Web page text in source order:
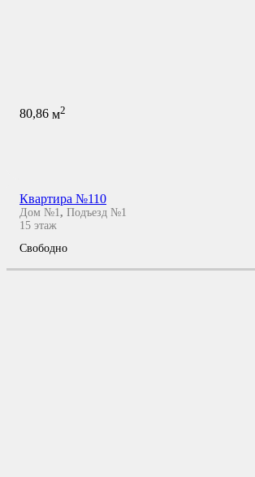
80,86 м2
Квартира №110
Дом №1, Подъезд №1
15 этаж
Свободно